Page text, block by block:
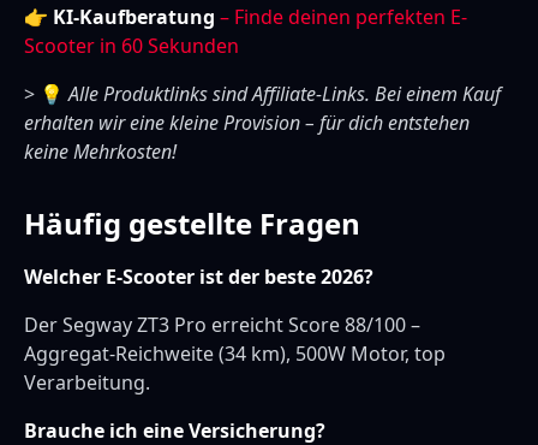
👉 KI-Kaufberatung – Finde deinen perfekten E-
Scooter in 60 Sekunden
> 💡Alle Produktlinks sind Affiliate-Links. Bei einem Kauf
erhalten wir eine kleine Provision – für dich entstehen
keine Mehrkosten!
Häufig gestellte Fragen
Welcher E-Scooter ist der beste 2026?
Der Segway ZT3 Pro erreicht Score 88/100 –
Aggregat-Reichweite (34 km), 500W Motor, top
Verarbeitung.
Brauche ich eine Versicherung?